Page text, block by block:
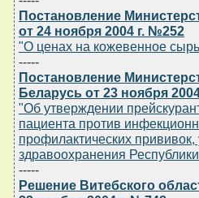
Постановление
от 24 ноября 2004 г. №252
"О ценах на кожевенное
-----
Постановление
Беларусь от 23 ноября
"Об утверждении
пациента против
профилактических
здравоохранения
-----
Решение Витебского